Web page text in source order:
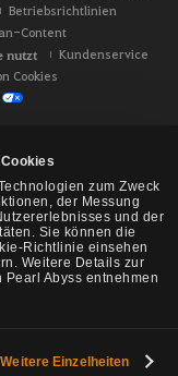
zum Zweck
der Messung
und der
Sie können die
Richtlinie einsehen
Weitere Details zur
Abyss entnehmen
Weitere Einzelheiten
Betriebsrichtlinien
Content
nutzt
Kundenservice
Cookies